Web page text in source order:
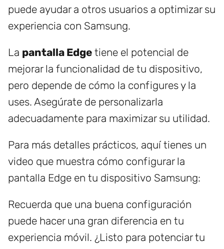
puede ayudar a otros usuarios a optimizar su
experiencia con Samsung.
La pantalla Edge tiene el potencial de
mejorar la funcionalidad de tu dispositivo,
pero depende de cómo la configures y la
uses. Asegúrate de personalizarla
adecuadamente para maximizar su utilidad.
Para más detalles prácticos, aquí tienes un
video que muestra cómo configurar la
pantalla Edge en tu dispositivo Samsung:
Recuerda que una buena configuración
puede hacer una gran diferencia en tu
experiencia móvil. ¿Listo para potenciar tu